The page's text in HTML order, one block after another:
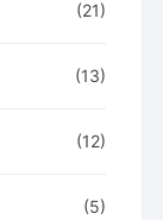
(21)
(13)
(12)
(5)